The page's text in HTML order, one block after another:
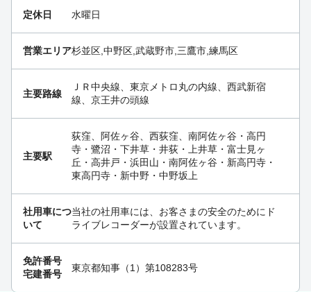
定休日 水曜日
営業エリア杉並区,中野区,武蔵野市,三鷹市,練馬区
主要路線
ＪＲ中央線、東京メトロ丸の内線、西武新宿
線、京王井の頭線
主要駅
荻窪、阿佐ヶ谷、西荻窪、南阿佐ヶ谷・高円
寺・鷺沼・下井草・井荻・上井草・富士見ヶ
丘・高井戸・浜田山・南阿佐ヶ谷・新高円寺・
東高円寺・新中野・中野坂上
社用車につ
いて
当社の社用車には、お客さまの安全のためにド
ライブレコーダーが設置されています。
免許番号
宅建番号
東京都知事（1）第108283号